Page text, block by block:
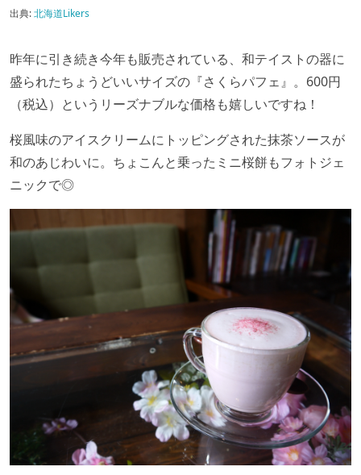
出典:北海道Likers
昨年に引き続き今年も販売されている、和テイストの器に
盛られたちょうどいいサイズの『さくらパフェ』。600円
（税込）というリーズナブルな価格も嬉しいですね！
桜風味のアイスクリームにトッピングされた抹茶ソースが
和のあじわいに。ちょこんと乗ったミニ桜餅もフォトジェ
ニックで◎